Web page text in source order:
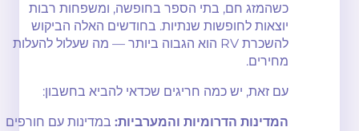
כשהמזג חם, בתי הספר בחופשה, ומשפחות רבות
יוצאות לחופשות שנתיות. בחודשים האלה הביקוש
להשכרת RV הוא הגבוה ביותר — מה שעלול להעלות
מחירים.
עם זאת, יש כמה חריגים שכדאי להביא בחשבון:
המדינות הדרומיות והמערביות:במדינות עם חורפים